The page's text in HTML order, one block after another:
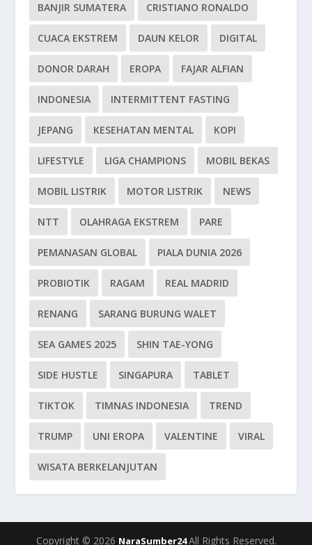
BANJIR SUMATERA CRISTIANO RONALDO
CUACA EKSTREM DAUN KELOR DIGITAL
DONOR DARAH EROPA FAJAR ALFIAN
INDONESIA INTERMITTENT FASTING
JEPANG KESEHATAN MENTAL KOPI
LIFESTYLE LIGA CHAMPIONS MOBIL BEKAS
MOBIL LISTRIK MOTOR LISTRIK NEWS
NTT OLAHRAGA EKSTREM PARE
PEMANASAN GLOBAL PIALA DUNIA 2026
PROBIOTIK RAGAM REAL MADRID
RENANG SARANG BURUNG WALET
SEA GAMES 2025 SHIN TAE-YONG
SIDE HUSTLE SINGAPURA TABLET
TIKTOK TIMNAS INDONESIA TREND
TRUMP UNI EROPA VALENTINE VIRAL
WISATA BERKELANJUTAN
Copyright © 2026 NaraSumber24All Rights Reserved.